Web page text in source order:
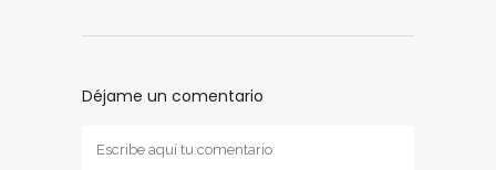
Déjame un comentario